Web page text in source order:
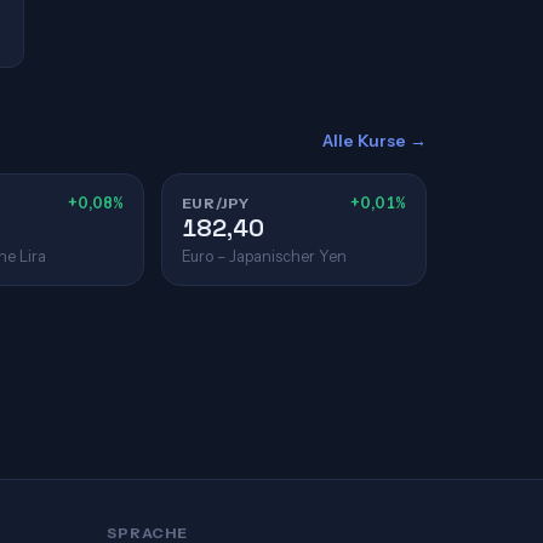
Alle Kurse →
+0,08%
Lira
EUR/JPY +0,01%
182,40
Euro – Japanischer Yen
SPRACHE